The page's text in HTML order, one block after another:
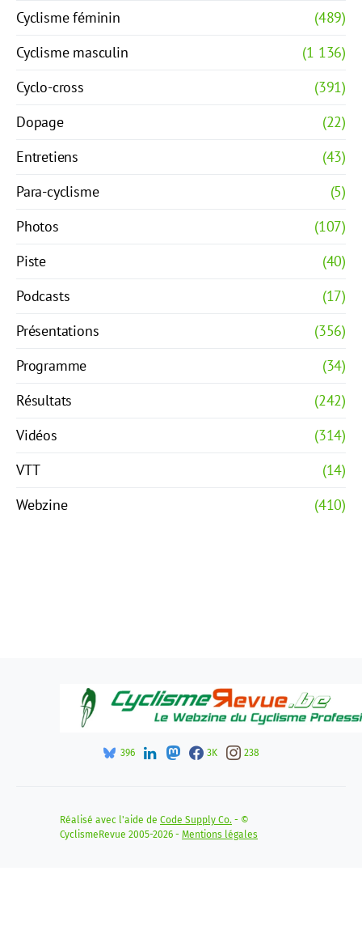
Cyclisme féminin
(489)
Cyclisme masculin
(1 136)
Cyclo-cross
(391)
Dopage
(22)
Entretiens
(43)
Para-cyclisme
(5)
Photos
(107)
Piste
(40)
Podcasts
(17)
Présentations
(356)
Programme
(34)
Résultats
(242)
Vidéos
(314)
VTT
(14)
Webzine
(410)
396 3K 238
Réalisé avec l'aide de Code Supply Co. - ©
CyclismeRevue 2005-2026 - Mentions légales